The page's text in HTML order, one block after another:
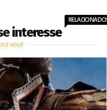
interesse
você